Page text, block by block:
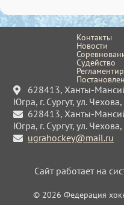
Контакты
Новости
Судейство
628413, Ханты-
Югра, г. Сургут, ул.
628413, Ханты-
Югра, г. Сургут, ул.
ugrahockey@mail.ru
Сайт работает на
© 2026 Федерация